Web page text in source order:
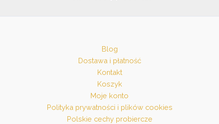
Blog
Dostawa i płatność
Kontakt
Koszyk
Moje konto
Polityka prywatności i plików cookies
Polskie cechy probiercze